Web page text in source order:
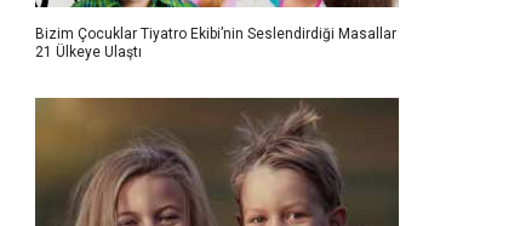
Bizim Çocuklar Tiyatro Ekibi’nin Seslendirdiği Masallar
21 Ülkeye Ulaştı